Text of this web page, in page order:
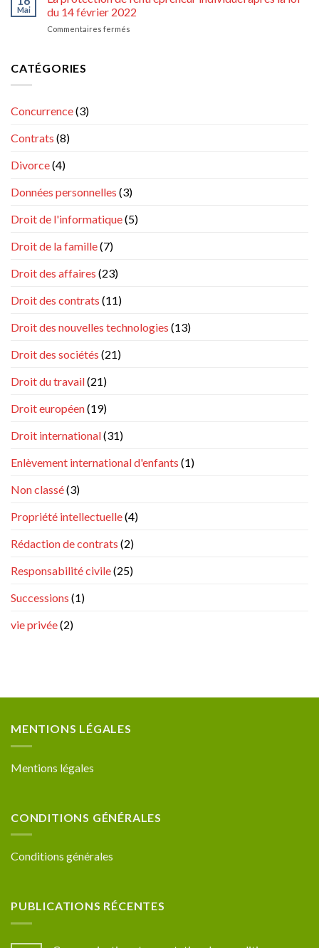
elles
commission
et
Mai
du 14 février 2022
Commentaires fermés
CATÉGORIES
Concurrence(3)
Contrats (8)
Divorce(4)
Données personnelles (3)
Droit de l'informatique(5)
Droit de la famille(7)
Droit des affaires (23)
Droit des contrats (11)
Droit des nouvelles technologies (13)
Droit des sociétés (21)
Droit du travail(21)
Droit européen(19)
Droit international(31)
Enlèvement international d'enfants (1)
Non classé(3)
Propriété intellectuelle(4)
Rédaction de contrats (2)
Responsabilité civile(25)
Successions (1)
vie privée(2)
MENTIONS LÉGALES
Mentions légales
CONDITIONS GÉNÉRALES
Conditions générales
PUBLICATIONS RÉCENTES